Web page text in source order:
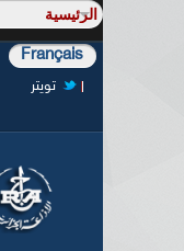
Français
تويتر